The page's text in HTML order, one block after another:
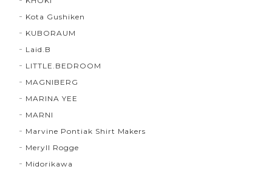
Kota Gushiken
KUBORAUM
Laid.B
LITTLE.BEDROOM
MAGNIBERG
MARINA YEE
MARNI
Marvine Pontiak Shirt Makers
Meryll Rogge
Midorikawa